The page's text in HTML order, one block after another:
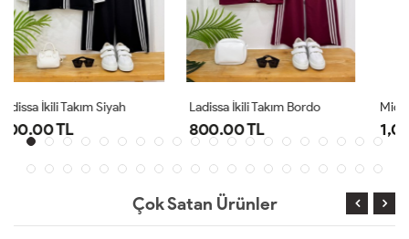
Ladissa İkili Takım Bordo
800.00 TL
Midas Oyşo İkili Takım Siyah
1,000.00 TL
Çok Satan Ürünler